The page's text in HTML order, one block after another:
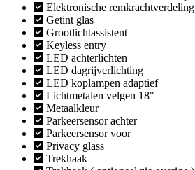
Elektronische remkrachtverdeling
Getint glas
Grootlichtassistent
Keyless entry
LED achterlichten
LED dagrijverlichting
LED koplampen adaptief
Lichtmetalen velgen 18"
Metaalkleur
Parkeersensor achter
Parkeersensor voor
Privacy glass
Trekhaak